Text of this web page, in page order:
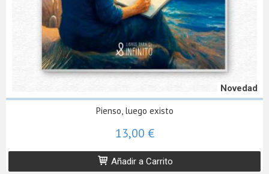
Novedad
Pienso, luego existo
13,00 €
Añadir a Carrito